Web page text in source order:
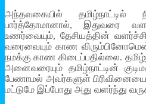
அந்தவகையில் தமிழ்நாட்டில்
பார்த்தோமானால், இதுவரை
உணர்வையும், தேசியத்தின்
வரைவையும் காண
நமக்கு காண கிடைப்பதில்லை.
அனைவரையும் தமிழ்நாட்டின்
பேணாமல் அவர்களுள் பிரிவினையை
மட்டுமே இப்போது அது வளர்ந்து